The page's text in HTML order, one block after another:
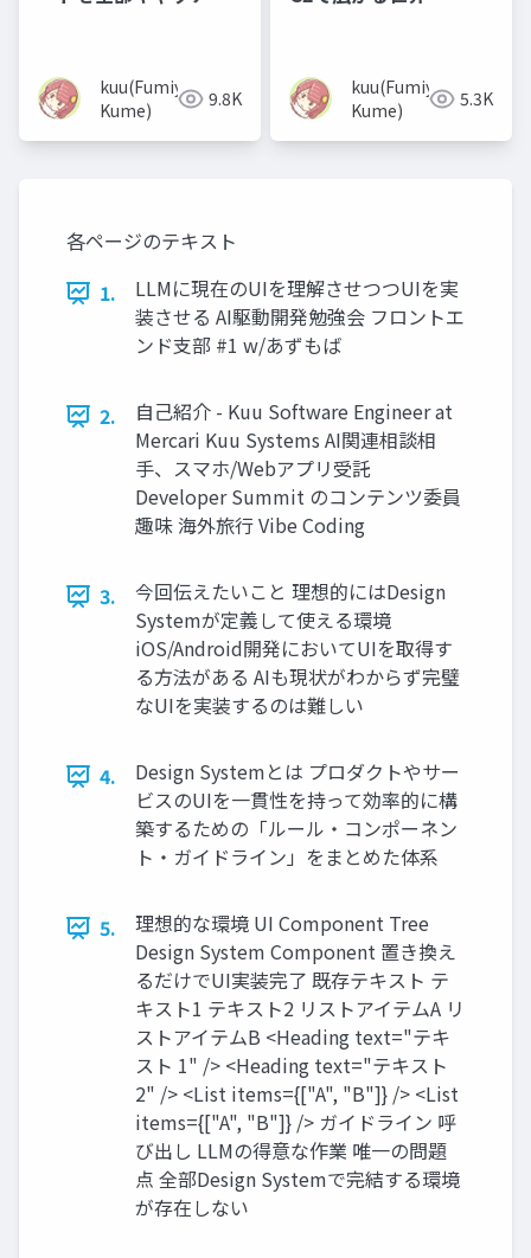
kuu(Fumiya
Kume)
9.8K
kuu(Fumiya
Kume)
5.3K
各ページのテキスト
1.
LLMに現在のUIを理解させつつUIを実
装させる AI駆動開発勉強会 フロントエ
ンド支部 #1 w/あずもば
2.
自己紹介 - Kuu Software Engineer at
Mercari Kuu Systems AI関連相談相
手、スマホ/Webアプリ受託
Developer Summit のコンテンツ委員
趣味 海外旅行 Vibe Coding
3.
今回伝えたいこと 理想的にはDesign
Systemが定義して使える環境
iOS/Android開発においてUIを取得す
る方法がある AIも現状がわからず完璧
なUIを実装するのは難しい
4.
Design Systemとは プロダクトやサー
ビスのUIを一貫性を持って効率的に構
築するための「ルール・コンポーネン
ト・ガイドライン」をまとめた体系
5.
理想的な環境 UI Component Tree
Design System Component 置き換え
るだけでUI実装完了 既存テキスト テ
キスト1 テキスト2 リストアイテムA リ
ストアイテムB <Heading text="テキ
スト 1" /> <Heading text="テキスト
2" /> <List items={["A", "B"]} /> <List
items={["A", "B"]} /> ガイドライン 呼
び出し LLMの得意な作業 唯一の問題
点 全部Design Systemで完結する環境
が存在しない